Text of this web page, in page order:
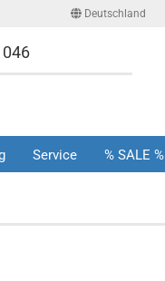
Deutschland
Service % SALE %